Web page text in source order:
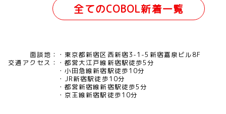
全てのCOBOL新着一覧
面談地：
東京都新宿区西新宿3-1-5新宿嘉泉ビル8F
交通アクセス：
都営大江戸線新宿駅徒歩5分
小田急線新宿駅徒歩10分
JR新宿駅徒歩10分
都営新宿線新宿駅徒歩5分
京王線新宿駅徒歩10分